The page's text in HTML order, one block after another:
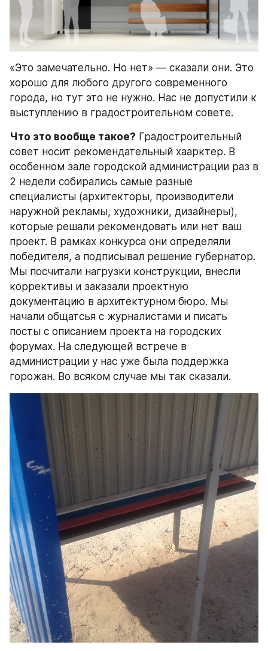
«Это замечательно. Но нет» — сказали они. Это
хорошо для любого другого современного
города, но тут это не нужно. Нас не допустили к
выступлению в градостроительном совете.
Что это вообще такое? Градостроительный
совет носит рекомендательный хаарктер. В
особенном зале городской администрации раз в
2 недели собирались самые разные
специалисты (архитекторы, производители
наружной рекламы, художники, дизайнеры),
которые решали рекомендовать или нет ваш
проект. В рамках конкурса они определяли
победителя, а подписывал решение губернатор.
Мы посчитали нагрузки конструкции, внесли
коррективы и заказали проектную
документацию в архитектурном бюро. Мы
начали общатсья с журналистами и писать
посты с описанием проекта на городских
форумах. На следующей встрече в
администрации у нас уже была поддержка
горожан. Во всяком случае мы так сказали.